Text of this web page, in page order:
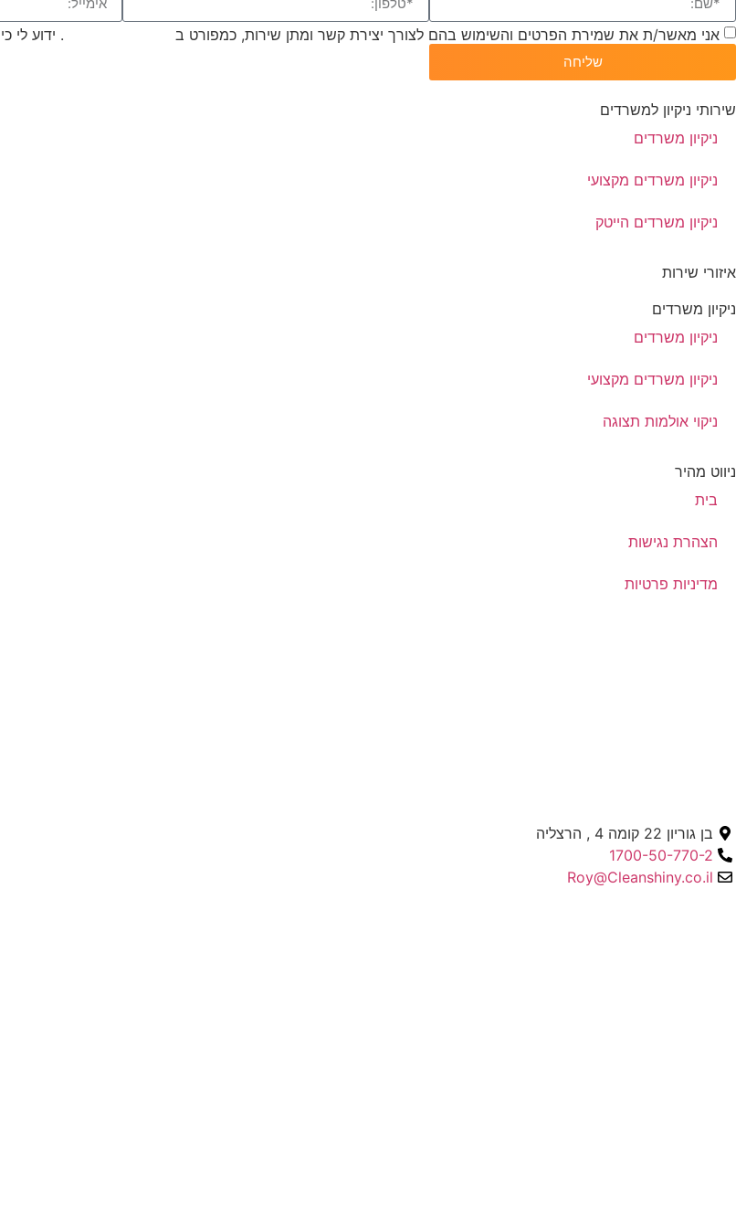
אני מאשר/ת את שמירת הפרטים והשימוש בהם לצורך יצירת קשר ומתן שירות, כמפורט ב . ידוע לי
שליחה
שירותי ניקיון למשרדים
ניקיון משרדים
ניקיון משרדים מקצועי
ניקיון משרדים הייטק
איזורי שירות
ניקיון משרדים
ניקיון משרדים
ניקיון משרדים מקצועי
ניקוי אולמות תצוגה
ניווט מהיר
בית
הצהרת נגישות
מדיניות פרטיות
בן גוריון 22 קומה 4 , הרצליה
1700-50-770-2
Roy@Cleanshiny.co.il